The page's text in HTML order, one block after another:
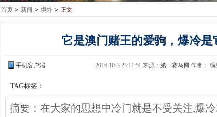
首页 > 新闻 > 境外 > 正文
它是澳门赌王的爱驹，爆冷是
手机客户端 2016-10-3 23:11:51 来源：第一赛马网 作者：
TAG标签：
摘要：在大家的思想中冷门就是不受关注,爆